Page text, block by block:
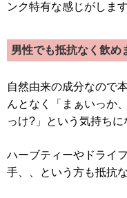
ンク特有な感じがします
男性でも抵抗なく飲め
自然由来の成分なので
んとなく「まぁいっか
っけ?」という気持ちに
ハーブティーやドライ
手、、という方も抵抗